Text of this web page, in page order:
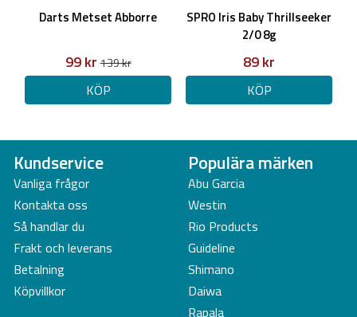
Darts Metset Abborre
99 kr139 kr
KÖP
SPRO Iris Baby Thrillseeker
2/0 8g
89 kr
KÖP
Kundservice
Vanliga frågor
Kontakta oss
Så handlar du
Frakt och leverans
Betalning
Köpvillkor
Populära märken
Abu Garcia
Westin
Rio Products
Guideline
Shimano
Daiwa
Rapala